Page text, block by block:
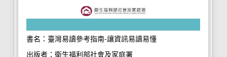
書名：臺灣易讀參考指南-讓資訊易讀易懂
出版者：衛生福利部社會及家庭署